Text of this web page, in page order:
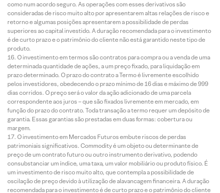
como num acordo seguro. As operações com esses derivativos são
consideradas de risco muito alto por apresentarem altas relações de risco e
retorno e algumas posições apresentarem a possibilidade de perdas
superiores ao capital investido. A duração recomendada para o investimento
é de curto prazo e o patrimônio do cliente não está garantido neste tipo de
produto.
O investimento em termos são contratos para compra ou a venda de uma
determinada quantidade de ações, a um preço fixado, para liquidação em
prazo determinado. O prazo do contrato a Termo é livremente escolhido
pelos investidores, obedecendo o prazo mínimo de 16 dias e máximo de 999
dias corridos. O preço será o valor da ação adicionado de uma parcela
correspondente aos juros – que são fixados livremente em mercado, em
função do prazo do contrato. Toda transação a termo requer um depósito de
garantia. Essas garantias são prestadas em duas formas: cobertura ou
margem.
O investimento em Mercados Futuros embute riscos de perdas
patrimoniais significativos. Commodity é um objeto ou determinante de
preço de um contrato futuro ou outro instrumento derivativo, podendo
consubstanciar um índice, uma taxa, um valor mobiliário ou produto físico. É
um investimento de risco muito alto, que contempla a possibilidade de
oscilação de preço devido à utilização de alavancagem financeira. A duração
recomendada para o investimento é de curto prazo e o patrimônio do cliente